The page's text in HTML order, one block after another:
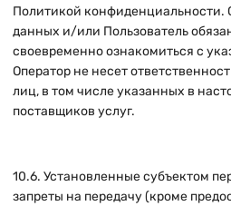
Политикой конфиденциальности.
данных и/или Пользователь
своевременно ознакомиться с
Оператор не несет
лиц, в том числе указанных в
поставщиков услуг.
10.6. Установленные субъектом
запреты на передачу (кроме